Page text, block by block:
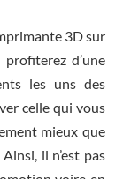
3D sur
d’une
les uns des
celle qui vous
mieux que
il n’est pas